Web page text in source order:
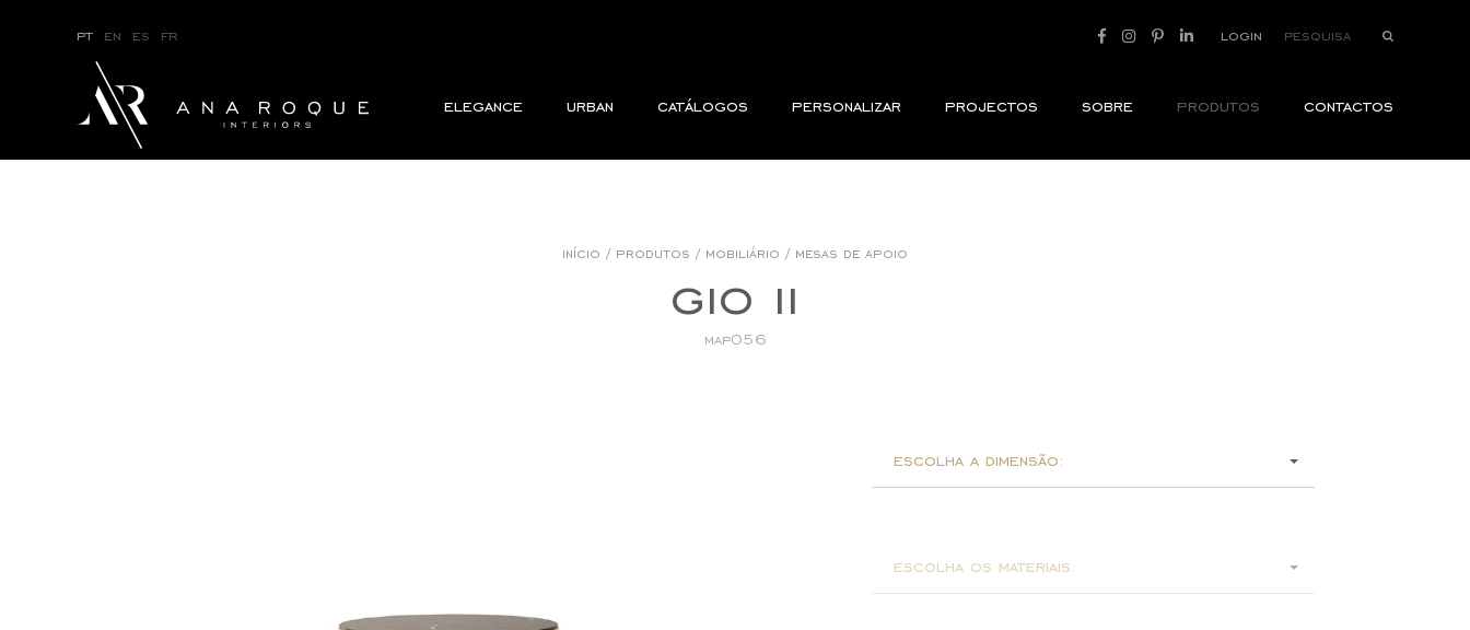
pt en es fr login
elegance urban catálogos personalizar projectos sobre produtos contactos
início / produtos / mobiliário / mesas de apoio
gio ii
map056
escolha a dimensão:
escolha os materiais: